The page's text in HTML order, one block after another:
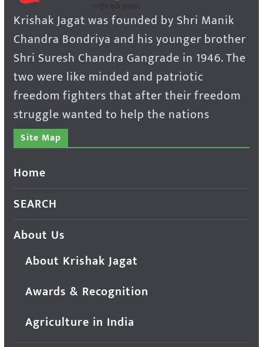
Krishak Jagat was founded by Shri Manik
Chandra Bondriya and his younger brother
Shri Suresh Chandra Gangrade in 1946. The
two were like minded and patriotic
freedom fighters that after their freedom
struggle wanted to help the nations
Site Map
Home
SEARCH
About Us
About Krishak Jagat
Awards & Recognition
Agriculture in India